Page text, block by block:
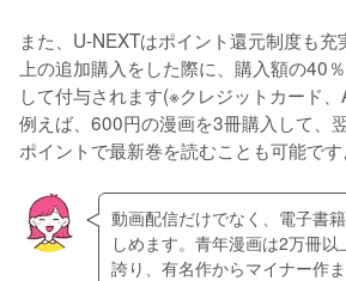
また、U-NEXTはポイント還元制度も
上の追加購入をした際に、購入額の40
して付与されます(※クレジットカード、
例えば、600円の漫画を3冊購入して、
ポイントで最新巻を読むことも可能です
動画配信だけでなく、電子書
しめます。青年漫画は2万冊
誇り、有名作からマイナー作